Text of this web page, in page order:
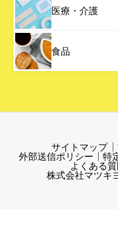
医療・介護
食品
サイトマップ
外部送信ポリシー
特
よくある
株式会社マツキ